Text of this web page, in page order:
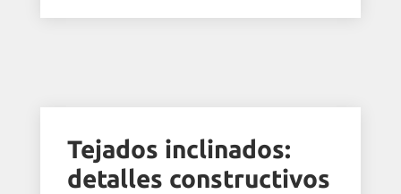
Tejados inclinados:
detalles constructivos